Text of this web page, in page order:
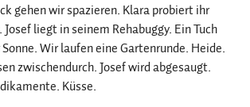
gehen wir spazieren. Klara probiert ihr
Josef liegt in seinem Rehabuggy. Ein Tuch
Wir laufen eine Gartenrunde. Heide.
zwischendurch. Josef wird abgesaugt.
Küsse.